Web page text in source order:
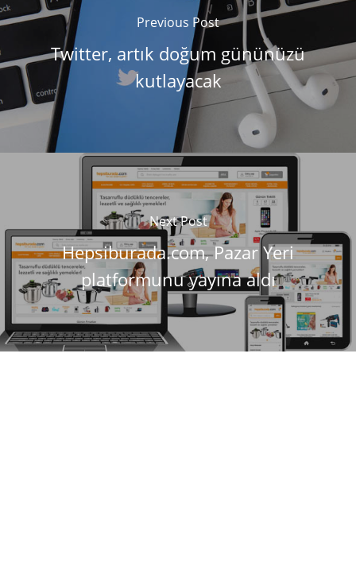
Previous Post
Twitter, artık doğum gününüzü
kutlayacak
Next Post
Hepsiburada.com, Pazar Yeri
platformunu yayına aldı